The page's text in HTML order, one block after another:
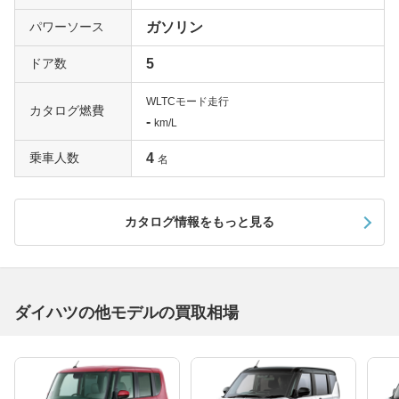
パワーソース ガソリン
ドア数 5
カタログ燃費
WLTCモード走行
- km/L
乗車人数 4 名
カタログ情報をもっと見る
ダイハツの他モデルの買取相場